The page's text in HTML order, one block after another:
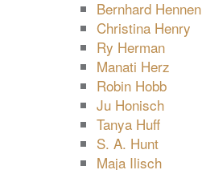
Bernhard Hennen
Christina Henry
Ry Herman
Manati Herz
Robin Hobb
Ju Honisch
Tanya Huff
S. A. Hunt
Maja Ilisch